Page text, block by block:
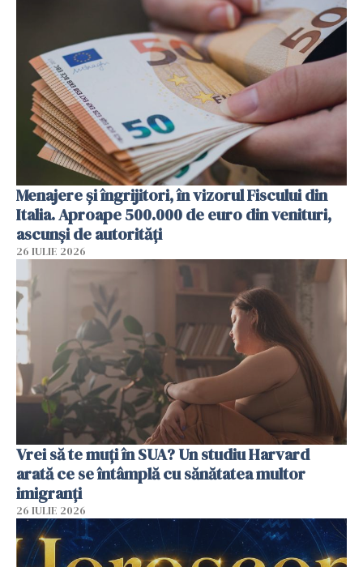
Menajere și îngrijitori, în vizorul Fiscului din
Italia. Aproape 500.000 de euro din venituri,
ascunși de autorități
26 IULIE 2026
Vrei să te muți în SUA? Un studiu Harvard
arată ce se întâmplă cu sănătatea multor
imigranți
26 IULIE 2026